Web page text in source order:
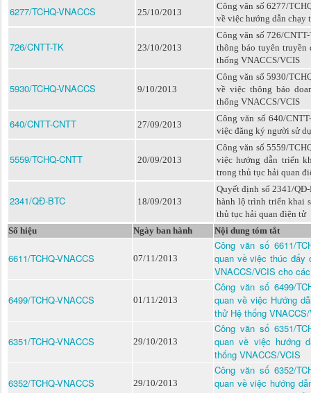
6277/TCHQ-VNACCS 25/10/2013
Công văn số 6277/
về việc hướng dẫn chạy
726/CNTT-TK 23/10/2013
Công văn số 726/
thông báo tuyên
thống VNACCS/VCIS
5930/TCHQ-VNACCS 9/10/2013
Công văn số 5930/
về việc thông báo
thống VNACCS/VCIS
640/CNTT-CNTT 27/09/2013
Công văn số 640/
việc đăng ký người sử
5559/TCHQ-CNTT 20/09/2013
Công văn số 5559/
việc hướng dẫn triển
trong thủ tục hải quan
2341/QĐ-BTC 18/09/2013
Quyết định số 2341/
hành lộ trình triển khai
thủ tục hải quan điện tử
Số hiệu
Ngày ban hành Nội dung tóm tắt
6611/TCHQ-VNACCS 07/11/2013
Công văn số 6611/
quan về việc thúc đẩy
VNACCS/VCIS cho
6499/TCHQ-VNACCS 01/11/2013
Công văn số 6499/
quan về việc Hướng
thử Hệ thống
6351/TCHQ-VNACCS 29/10/2013
Công văn số 6351/
quan về việc hướng
thống VNACCS/VCIS
6352/TCHQ-VNACCS 29/10/2013
Công văn số 6352/
quan về việc hướng